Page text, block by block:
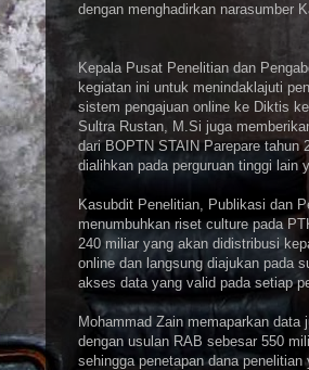
dengan menghadirkan narasumber
Kepala Pusat Penelitian dan
kegiatan ini untuk menindaklajuti
sistem pengajuan online ke Diktis
Sultra Rustan, M.Si juga
dari BOPTN STAIN Parepare tahun
dialihkan pada perguruan tinggi lain
Kasubdit Penelitian, Publikasi dan
menumbuhkan riset culture pada
240 miliar yang akan didistribusi
online dan langsung diajukan pada
akses data yang valid pada setiap
Mohammad Zain memaparkan
dengan usulan RAB sebesar 550
sehingga penetapan dana